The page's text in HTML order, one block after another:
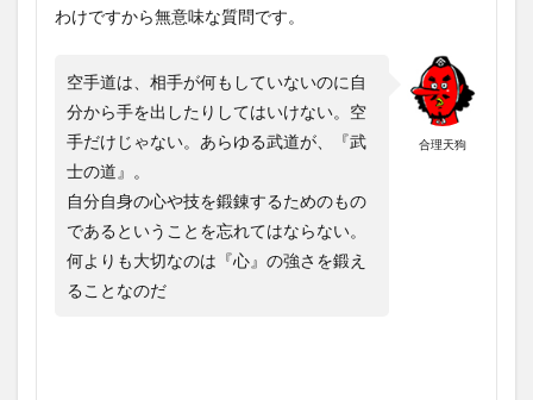
わけですから無意味な質問です。
合理天狗
空手道は、相手が何もしていないのに自
分から手を出したりしてはいけない。空
手だけじゃない。あらゆる武道が、『武
士の道』。
自分自身の心や技を鍛錬するためのもの
であるということを忘れてはならない。
何よりも大切なのは『心』の強さを鍛え
ることなのだ